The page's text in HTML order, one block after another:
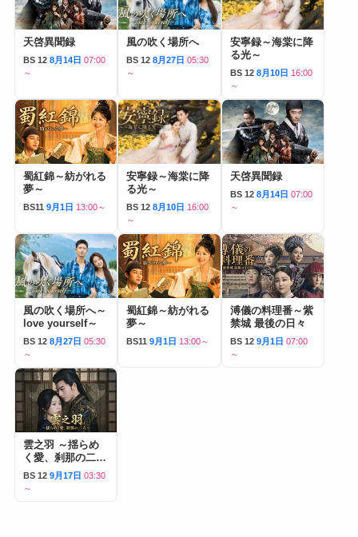
天啓異聞録
BS 12 8月14日 07:00
～
風の吹く場所へ
BS 12 8月27日 05:30
～
安寧録～海棠に降
る光～
BS 12 8月10日 16:00
～
蜀紅錦～紡がれる
夢～
BS11 9月1日 13:00～
安寧録～海棠に降
る光～
BS 12 8月10日 16:00
～
天啓異聞録
BS 12 8月14日 07:00
～
風の吹く場所へ～
love yourself～
BS 12 8月27日 05:30
～
蜀紅錦～紡がれる
夢～
BS11 9月1日 13:00～
溥儀の料理番～紫
禁城 最後の日々
BS 12 9月1日 07:00
～
雲之羽 ～揺らめ
く愛、刹那の二人
～
BS 12 9月17日 03:30
～